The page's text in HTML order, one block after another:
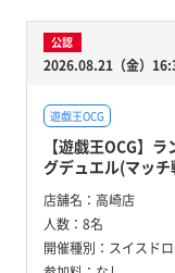
公認
2026.08.21（金）
遊戯王OCG
【遊戯王OCG】ラ
グデュエル(マッチ
店舗名： 高崎店
人数： 8名
開催種別： スイスド